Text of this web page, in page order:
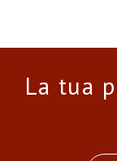
La tua